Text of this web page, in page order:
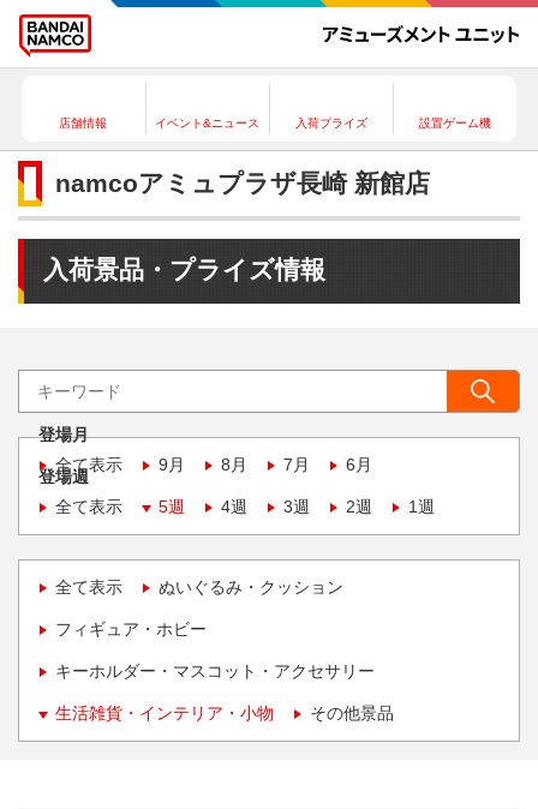
店舗情報 イベント&ニュース 入荷プライズ 設置ゲーム機
namcoアミュプラザ長崎 新館店
入荷景品・プライズ情報
登場月
全て表示
9月 8月 7月 6月
登場週
全て表示
5週 4週 3週 2週 1週
全て表示 ぬいぐるみ・クッション
フィギュア・ホビー
キーホルダー・マスコット・アクセサリー
生活雑貨・インテリア・小物 その他景品